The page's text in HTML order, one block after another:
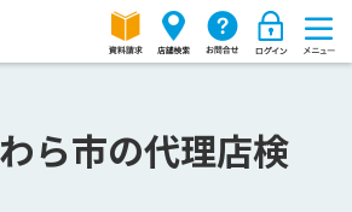
ら市の代理店検